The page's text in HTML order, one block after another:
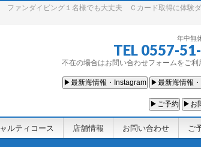
ファンダイビング１名様でも大丈夫 Ｃカード取得に体験
年中無
TEL 0557-
不在の場合はお問い合わせフォームをご利
▶最新海情報・Instagram ▶最新海情報
▶ご予約 ▶お
ルティコース 店舗情報 お問い合わせ ご